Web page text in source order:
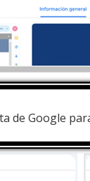
de Google